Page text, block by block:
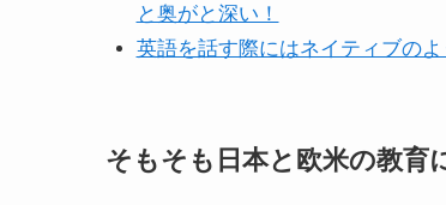
と奥がと深い！
英語を話す際にはネイティブの
そもそも日本と欧米の教育